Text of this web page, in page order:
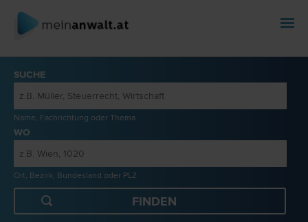
SUCHE
Name, Fachrichtung oder Thema
WO
Ort, Bezirk, Bundesland oder PLZ